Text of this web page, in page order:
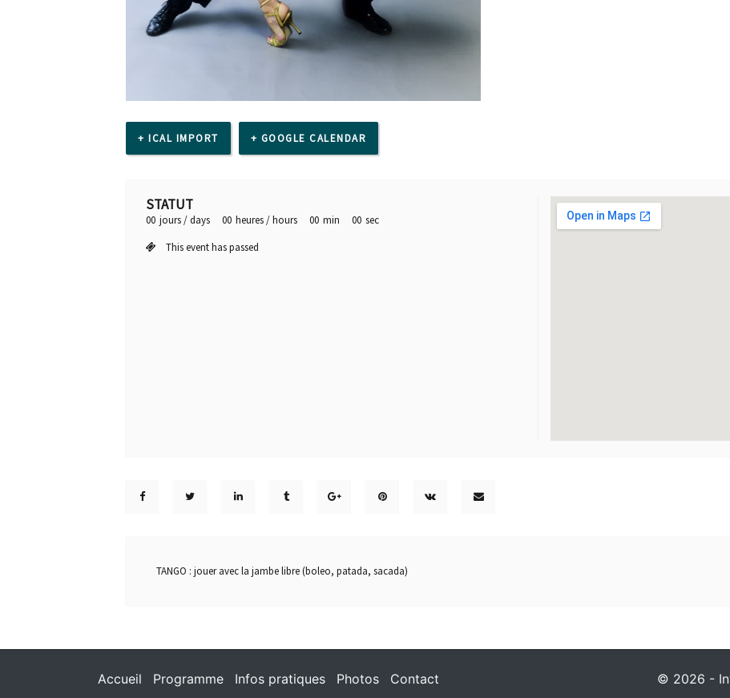
+ ICAL IMPORT + GOOGLE CALENDAR
STATUT
00 jours / days 00 heures / hours 00 min 00 sec
This event has passed
TANGO : jouer avec la jambe libre (boleo, patada, sacada)
Accueil Programme Infos pratiques Photos Contact © 2026 -